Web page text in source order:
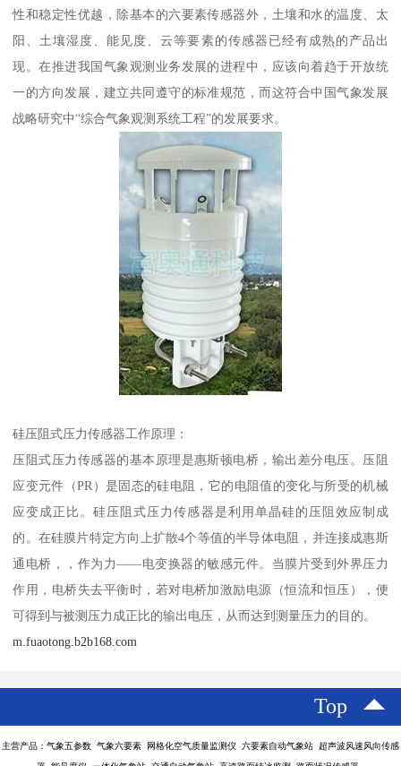
性和稳定性优越，除基本的六要素传感器外，土壤和水的温度、太
阳、土壤湿度、能见度、云等要素的传感器已经有成熟的产品出
现。在推进我国气象观测业务发展的进程中，应该向着趋于开放统
一的方向发展，建立共同遵守的标准规范，而这符合中国气象发展
战略研究中“综合气象观测系统工程”的发展要求。
硅压阻式压力传感器工作原理：
压阻式压力传感器的基本原理是惠斯顿电桥，输出差分电压。压阻
应变元件（PR）是固态的硅电阻，它的电阻值的变化与所受的机械
应变成正比。硅压阻式压力传感器是利用单晶硅的压阻效应制成
的。在硅膜片特定方向上扩散4个等值的半导体电阻，并连接成惠斯
通电桥，，作为力——电变换器的敏感元件。当膜片受到外界压力
作用，电桥失去平衡时，若对电桥加激励电源（恒流和恒压），便
可得到与被测压力成正比的输出电压，从而达到测量压力的目的。
m.fuaotong.b2b168.com
Top
主营产品：气象五参数 气象六要素 网格化空气质量监测仪 六要素自动气象站 超声波风速风向传感